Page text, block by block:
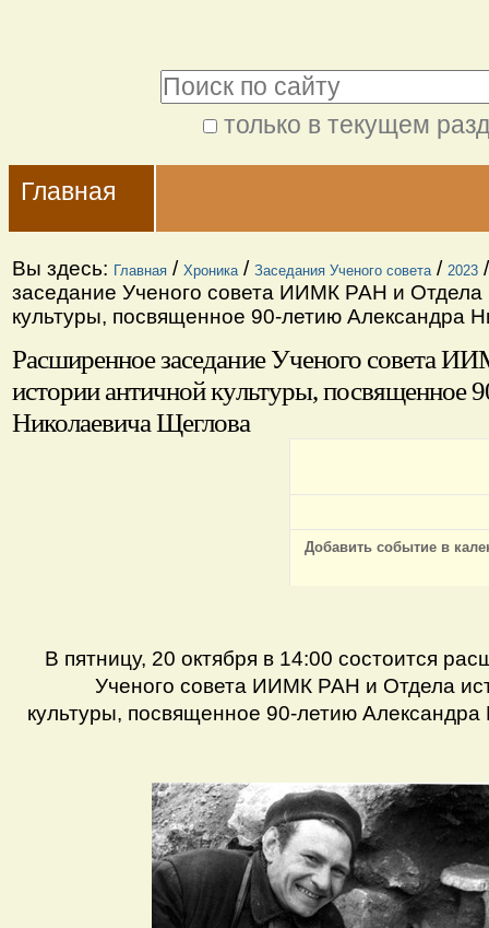
содержимому.
Перейти
навигации
только в текущем
поиск
Navigation
Главная
Вы здесь: Главная / Хроника / Заседания Ученого совета / 2023
заседание Ученого совета ИИМК РАН и Отдела
культуры, посвященное 90-летию Александра
Расширенное заседание Ученого совета
истории античной культуры, посвященное
Николаевича Щеглова
Добавить событие в
В пятницу, 20 октября в 14:00 состоится
Ученого совета ИИМК РАН и Отдела
культуры, посвященное 90-летию